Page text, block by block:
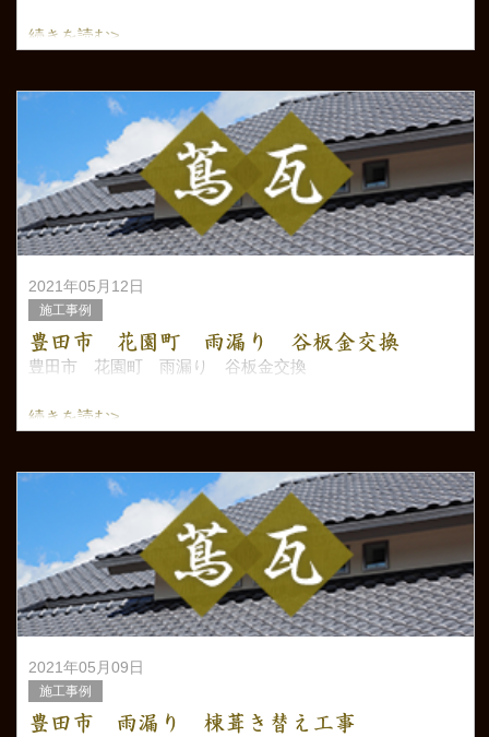
続きを読む>
2021年05月12日
施工事例
豊田市 花園町 雨漏り 谷板金交換
豊田市 花園町 雨漏り 谷板金交換
続きを読む>
2021年05月09日
施工事例
豊田市 雨漏り 棟葺き替え工事